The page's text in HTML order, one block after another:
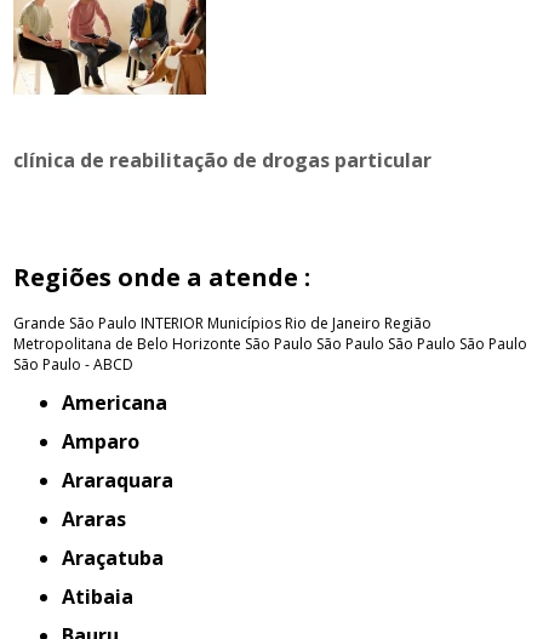
clínica de reabilitação de drogas particular
Regiões onde a atende :
Grande São Paulo INTERIORMunicípios Rio de Janeiro Região
Metropolitana de Belo Horizonte São Paulo São Paulo São Paulo São Paulo
São Paulo - ABCD
Americana
Amparo
Araraquara
Araras
Araçatuba
Atibaia